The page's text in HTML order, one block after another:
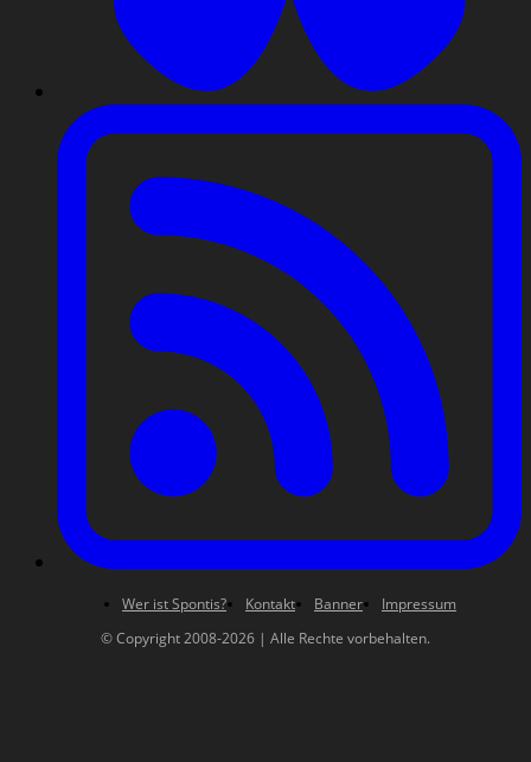
Wer ist Spontis? Kontakt Banner
Impressum
© Copyright 2008-2026 | Alle Rechte vorbehalten.